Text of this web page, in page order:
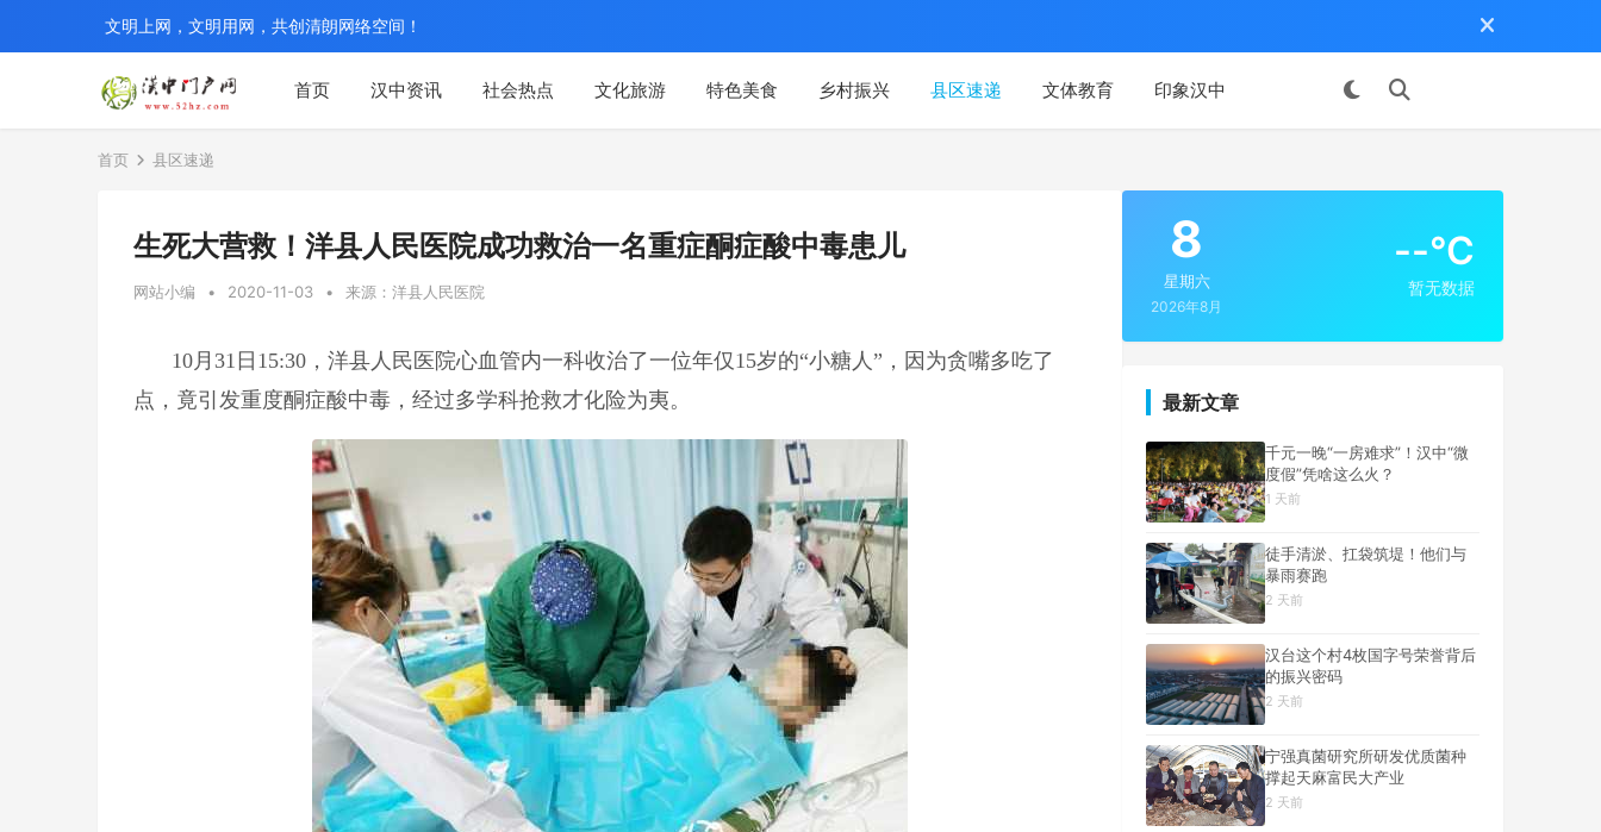
首页 汉中资讯 社会热点 文化旅游 特色美食 乡村振兴 县区速递 文体教育 印象汉中
文明上网，文明用网，共创清朗网络空间！
首页 县区速递
生死大营救！洋县人民医院成功救治一名重症酮症酸中毒患儿
网站小编 • 2020-11-03 • 来源：洋县人民医院
10月31日15:30，洋县人民医院心血管内一科收治了一位年仅15岁的“小糖人”，因为贪嘴多吃了
点，竟引发重度酮症酸中毒，经过多学科抢救才化险为夷。
8
星期六
2026年8月
--°C
暂无数据
最新文章
千元一晚“一房难求”！汉中“微
度假”凭啥这么火？
1 天前
徒手清淤、扛袋筑堤！他们与
暴雨赛跑
2 天前
汉台这个村4枚国字号荣誉背后
的振兴密码
2 天前
宁强真菌研究所研发优质菌种
撑起天麻富民大产业
2 天前